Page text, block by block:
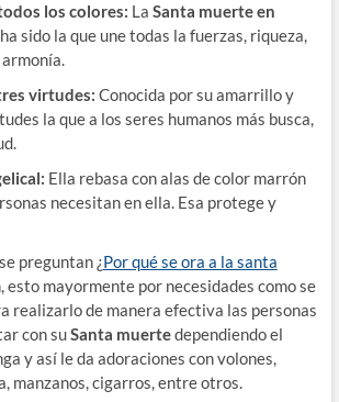
los colores: La Santa muerte en
ha sido la que une todas la fuerzas, riqueza,
virtudes: Conocida por su amarrillo y
la que a los seres humanos más busca,
Ella rebasa con alas de color marrón
necesitan en ella. Esa protege y
preguntan ¿Por qué se ora a la santa
esto mayormente por necesidades como se
realizarlo de manera efectiva las personas
con suSanta muertedependiendo el
y así le da adoraciones con volones,
manzanos, cigarros, entre otros.